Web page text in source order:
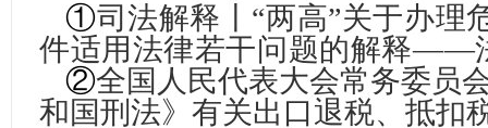
①司法解释丨“两高”关于办理
件适用法律若干问题的解释——
②全国人民代表大会常务委员
和国刑法》有关出口退税、抵扣